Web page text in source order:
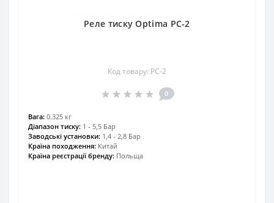
Реле тиску Optima РС-2
Код товару: PC-2
0
Вага: 0.325 кг
Діапазон тиску: 1 - 5,5 Бар
Заводські установки: 1,4 - 2,8 Бар
Країна походження: Китай
Країна реєстрації бренду: Польща